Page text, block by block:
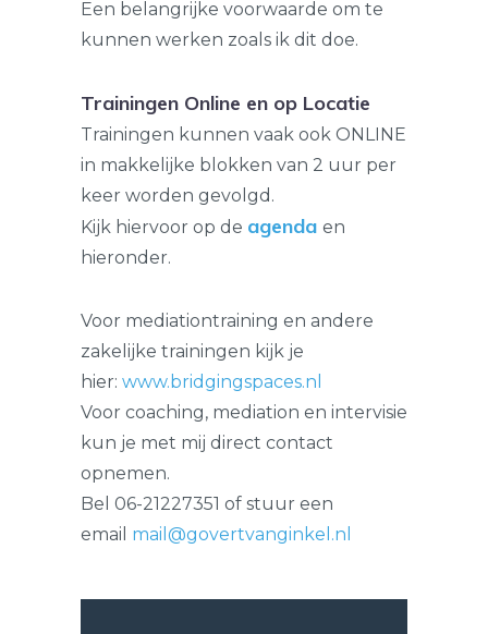
Een belangrijke voorwaarde om te
kunnen werken zoals ik dit doe.
Trainingen Online en op Locatie
Trainingen kunnen vaak ook ONLINE
in makkelijke blokken van 2 uur per
keer worden gevolgd.
Kijk hiervoor op de agenda en
hieronder.
Voor mediationtraining en andere
zakelijke trainingen kijk je
hier: www.bridgingspaces.nl
Voor coaching, mediation en intervisie
kun je met mij direct contact
opnemen.
Bel 06-21227351 of stuur een
email mail@govertvanginkel.nl